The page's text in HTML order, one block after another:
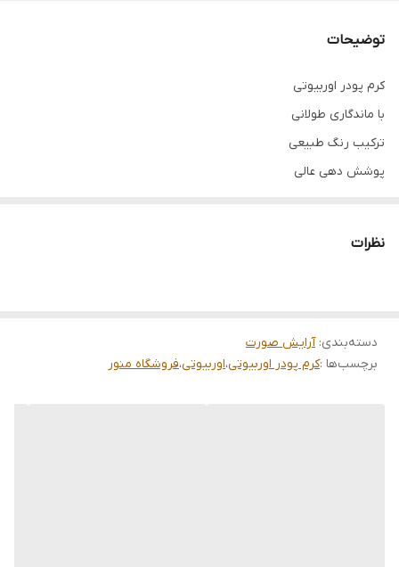
توضیحات
کرم پودر اوربیوتی
با ماندگاری طولانی
ترکیب رنگ طبیعی
پوشش دهی عالی
ضد جوش و ازبین برنده علایم پیری پوست
کوچک کننده منافذ پوست و رفع ورم و پف صورت
نظرات
دسته‌بندی:آرایش صورت
برچسب‌ها :کرم پودر اوربیوتی،اوربیوتی،فروشگاه منور